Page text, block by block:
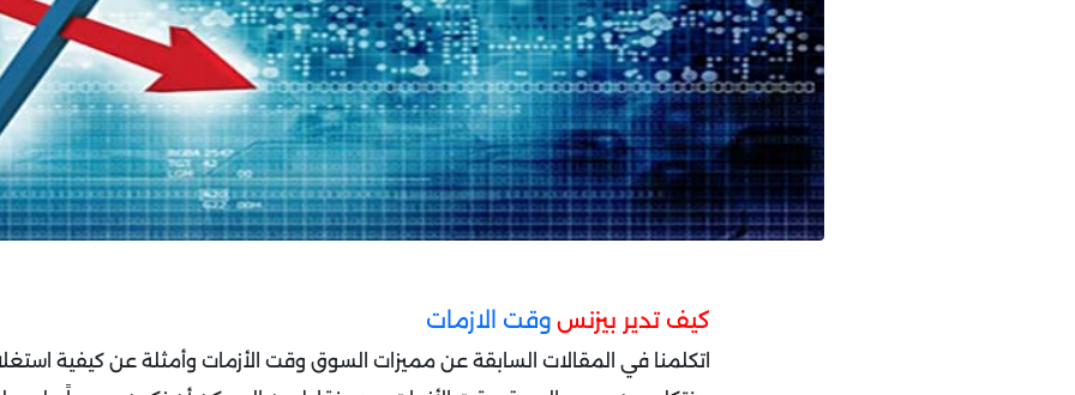
كيف تدير بيزنس وقت الازمات
اتكلمنا في المقالات السابقة عن مميزات السوق وقت الأزمات وأمثلة عن كيفية